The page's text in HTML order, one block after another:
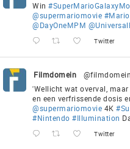
Win
@supermariomovie
@DayOneMPM
Twitter
Filmdomein @filmdomein
'Wellicht wat overval,
en een verfrissende
@supermariomovie 4K
#Nintendo #Illumination
Twitter